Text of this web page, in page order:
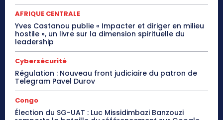
AFRIQUE CENTRALE
Yves Castanou publie « Impacter et diriger en milieu
hostile », un livre sur la dimension spirituelle du
leadership
Cybersécurité
Régulation : Nouveau front judiciaire du patron de
Telegram Pavel Durov
Congo
Élection du SG-UAT : Luc Missidimbazi Banzouzi